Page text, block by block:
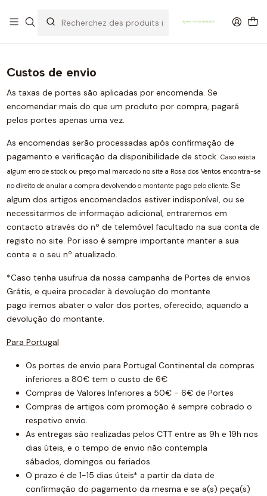
OFERTA DE PORTES DE ENVIO em compras para Portugal superiores a
80€ de artigos sem promoção
Custos de envio
As taxas de portes são aplicadas por encomenda. Se
encomendar mais do que um produto por compra, pagará
pelos portes apenas uma vez.
As encomendas serão processadas após confirmação de
pagamento e verificação da disponibilidade de stock. Caso exista
algum erro de stock ou preço mal marcado no site a Rosa dos Ventos encontra-se
no direito de anular a compra devolvendo o montante pago pelo cliente. Se
algum dos artigos encomendados estiver indisponível, ou se
necessitarmos de informação adicional, entraremos em
contacto através do nº de telemóvel facultado na sua conta de
registo no site. Por isso é sempre importante manter a sua
conta e o seu nº atualizado.
*Caso tenha usufrua da nossa campanha de Portes de envios
Grátis, e queira proceder à devolução do montante
pago iremos abater o valor dos portes, oferecido, aquando a
devolução do montante.
Para Portugal
Os portes de envio para Portugal Continental de compras
inferiores a 80€ tem o custo de 6€
Compras de Valores Inferiores a 50€ - 6€ de Portes
Compras de artigos com promoção é sempre cobrado o
respetivo envio.
As entregas são realizadas pelos CTT entre as 9h e 19h nos
dias úteis, e o tempo de envio não contempla
sábados, domingos ou feriados.
O prazo é de 1-15 dias úteis* a partir da data de
confirmação do pagamento da mesma e se a(s) peça(s)